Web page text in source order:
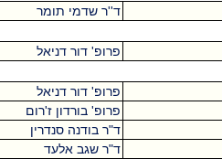
ד''ר שדמי תומר
פרופ' דור דניאל
פרופ' דור דניאל
פרופ' בורדון ז'רום
ד"ר בודנה סנדרין
ד"ר שגב אלעד